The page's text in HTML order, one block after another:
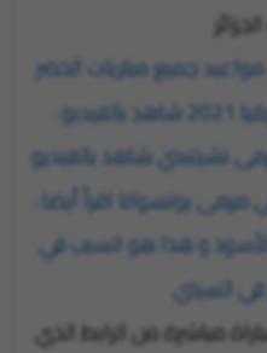
مواعيد جميع مباريات الخضر
شاهد بالفيديو :
تشيلسيشاهد بالفيديو
مرمى بوتسوانااقرأ أيضا :
الأسود و هذا هو السبب في
السيتي
مباشرة من الرابط الذي